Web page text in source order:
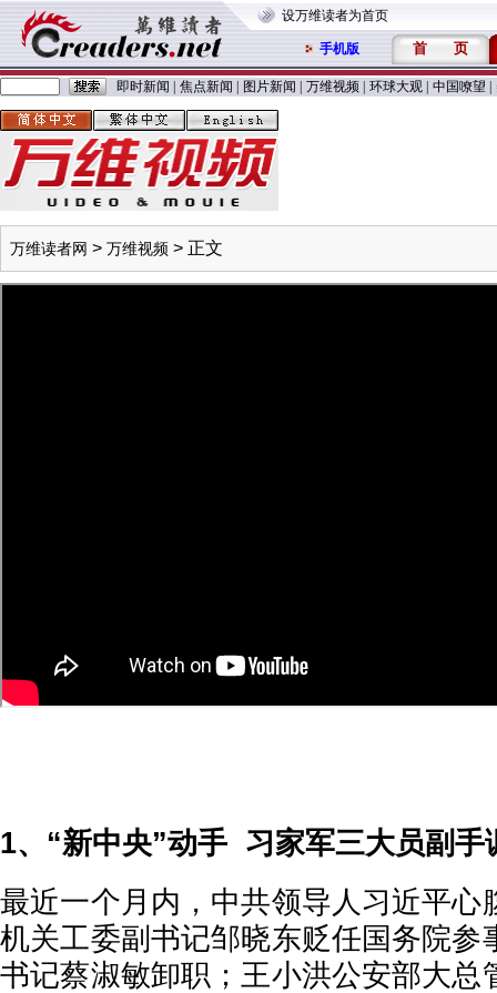
设万维读者为首页
手机版 首 页
即时新闻 焦点新闻 图片新闻 万维视频 环球大观 中国嘹望
万维读者网 > 万维视频 > 正文
1、“新中央”动手 习家军三大员副手
最近一个月内，中共领导人习近平心
机关工委副书记邹晓东贬任国务院参
书记蔡淑敏卸职；王小洪公安部大总